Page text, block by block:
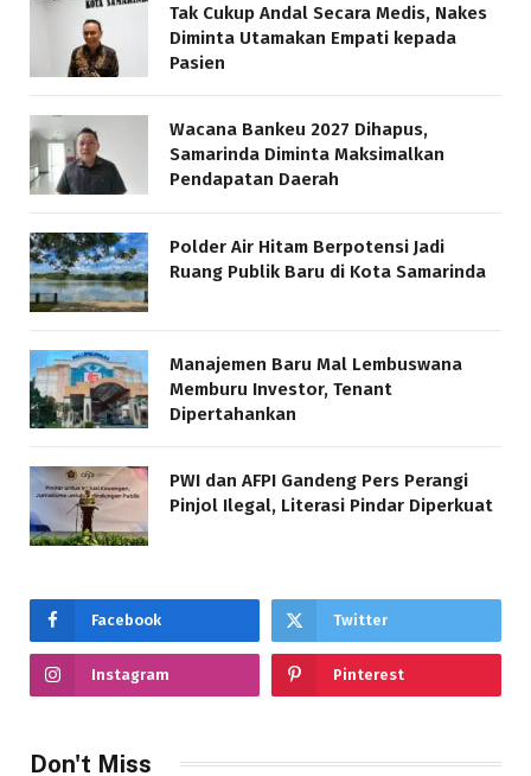
Tak Cukup Andal Secara Medis, Nakes
Diminta Utamakan Empati kepada
Pasien
Wacana Bankeu 2027 Dihapus,
Samarinda Diminta Maksimalkan
Pendapatan Daerah
Polder Air Hitam Berpotensi Jadi
Ruang Publik Baru di Kota Samarinda
Manajemen Baru Mal Lembuswana
Memburu Investor, Tenant
Dipertahankan
PWI dan AFPI Gandeng Pers Perangi
Pinjol Ilegal, Literasi Pindar Diperkuat
Facebook Twitter
Instagram Pinterest
Don't Miss